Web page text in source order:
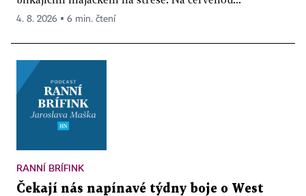
4. 8. 2026 ▪ 6 min. čtení
RANNÍ BRÍFINK
Čekají nás napínavé týdny boje o West